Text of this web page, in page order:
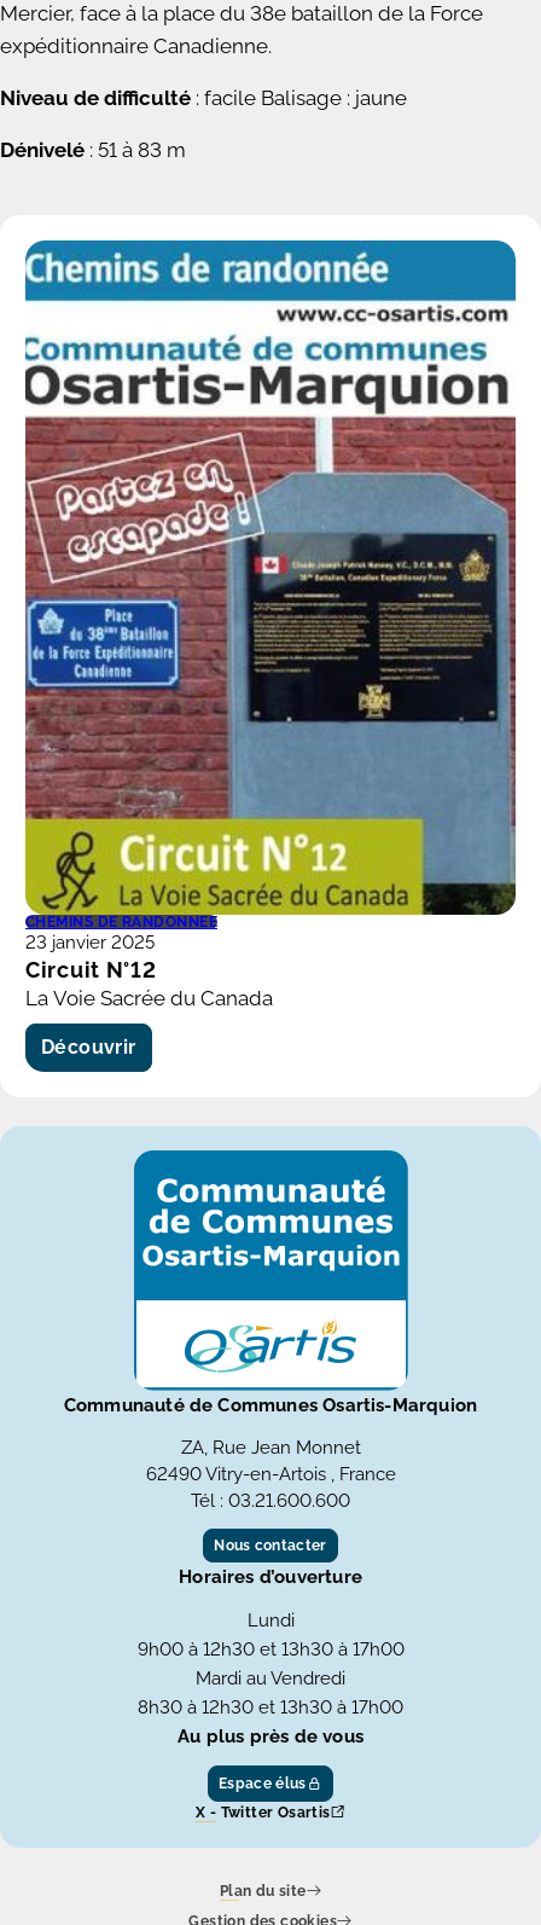
Mercier, face à la place du 38e bataillon de la Force
expéditionnaire Canadienne.
Niveau de difficulté : facile Balisage : jaune
Dénivelé : 51 à 83 m
Circuit N°12
La Voie Sacrée du Canada
Découvrir
CHEMINS DE RANDONNÉE
23 janvier 2025
Communauté de Communes Osartis-Marquion
ZA, Rue Jean Monnet
62490 Vitry-en-Artois , France
Tél : 03.21.600.600
Nous contacter
Horaires d’ouverture
Lundi
9h00 à 12h30 et 13h30 à 17h00
Mardi au Vendredi
8h30 à 12h30 et 13h30 à 17h00
Au plus près de vous
Espace élus
X - Twitter Osartis
Plan du site